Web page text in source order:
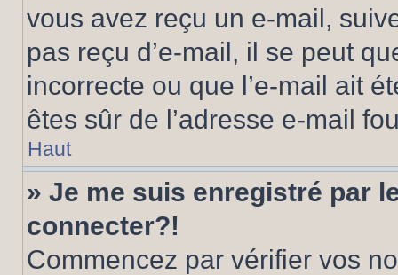
vous avez reçu un e-mail,
pas reçu d’e-mail, il se peut
incorrecte ou que l’e-mail ait
êtes sûr de l’adresse e-mail
Haut
» Je me suis enregistré par
connecter?!
Commencez par vérifier vos